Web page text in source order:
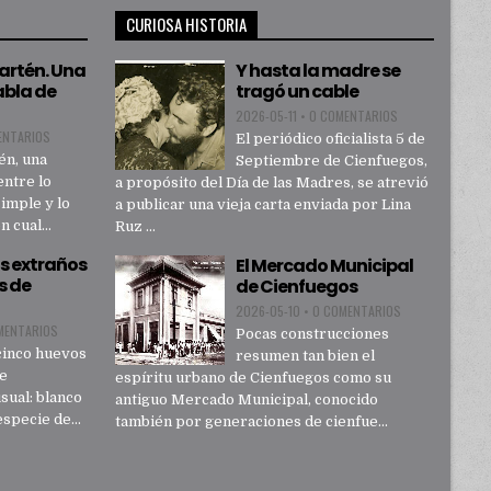
Una
de
una
lo
y lo
cual...
extraños
de
huevos
blanco
de...
CURIOSA HISTORIA
Y hasta la madre se
tragó un cable
2026-05-11 • 0 COMENTARIOS
El periódico oficialista 5 de
Septiembre de Cienfuegos,
a propósito del Día de las Madres, se atrevió
a publicar una vieja carta enviada por Lina
Ruz ...
El Mercado Municipal
de Cienfuegos
2026-05-10 • 0 COMENTARIOS
Pocas construcciones
resumen tan bien el
espíritu urbano de Cienfuegos como su
antiguo Mercado Municipal, conocido
también por generaciones de cienfue...